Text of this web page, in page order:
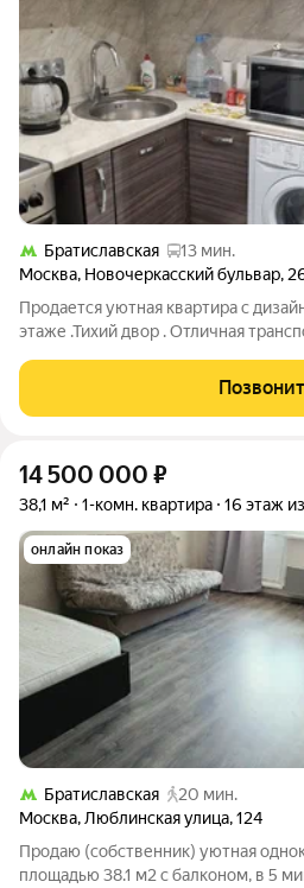
Братиславская
13 мин.
Москва, Новочеркасский бульвар,
Продается уютная квартира с
этаже .Тихий двор . Отличная
этаже. Это идеальный вариант для
«въезжай и живи»: выполнен
14 500 000 ₽
38,1 м² 1-комн. квартира 16 этаж
онлайн показ
Братиславская
20 мин.
Москва, Люблинская улица,124
Продаю (собственник) уютная
площадью 38.1 м2 с балконом, в 5